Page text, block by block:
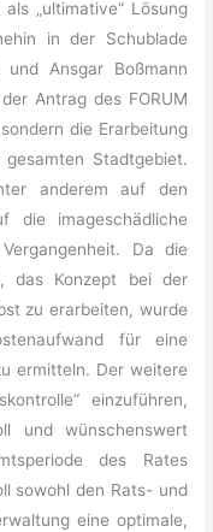
„ultimative“ Lösung
in der Schublade
Ansgar Boßmann
Antrag des FORUM
die Erarbeitung
Stadtgebiet.
anderem auf den
die imageschädliche
Da die
das Konzept bei der
zu erarbeiten, wurde
für eine
ermitteln. Der weitere
einzuführen,
und wünschenswert
des Rates
sowohl den Rats- und
eine optimale,